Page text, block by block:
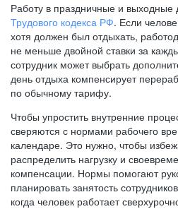
Работу в праздничные и выходные
Трудового кодекса РФ. Если
хотя должен был отдыхать,
не меньше двойной ставки за
сотрудник может выбрать
день отдыха компенсирует
по обычному тарифу.
Чтобы упростить внутренние
сверяются с нормами рабочего
календаре. Это нужно, чтобы
распределить нагрузку и
компенсации. Нормы помогают
планировать занятость
когда человек работает